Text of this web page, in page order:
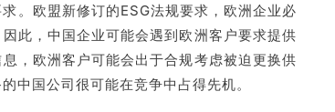
。欧盟新修订的ESG法规要求，欧洲企业必
此，中国企业可能会遇到欧洲客户要求提供
，欧洲客户可能会出于合规考虑被迫更换供
中国公司很可能在竞争中占得先机。